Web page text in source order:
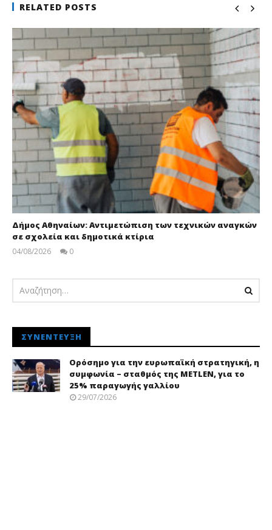
RELATED POSTS
Δήμος Αθηναίων: Αντιμετώπιση των τεχνικών αναγκών
σε σχολεία και δημοτικά κτίρια
04/08/2026
0
ΣΥΝΈΝΤΕΥΞΗ
Ορόσημο για την ευρωπαϊκή στρατηγική, η
συμφωνία – σταθμός της METLEN, για το
25% παραγωγής γαλλίου
29/07/2026